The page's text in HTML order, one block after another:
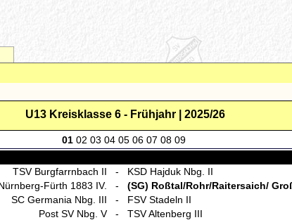
U13 Kreisklasse 6 - Frühjahr | 2025/26
01 02 03 04 05 06 07 08 09
TSV Burgfarrnbach II - KSD Hajduk Nbg. II
Fürth 1883 IV. - (SG) Roßtal/Rohr/Raitersaich/
SC Germania Nbg. III - FSV Stadeln II
Post SV Nbg. V - TSV Altenberg III